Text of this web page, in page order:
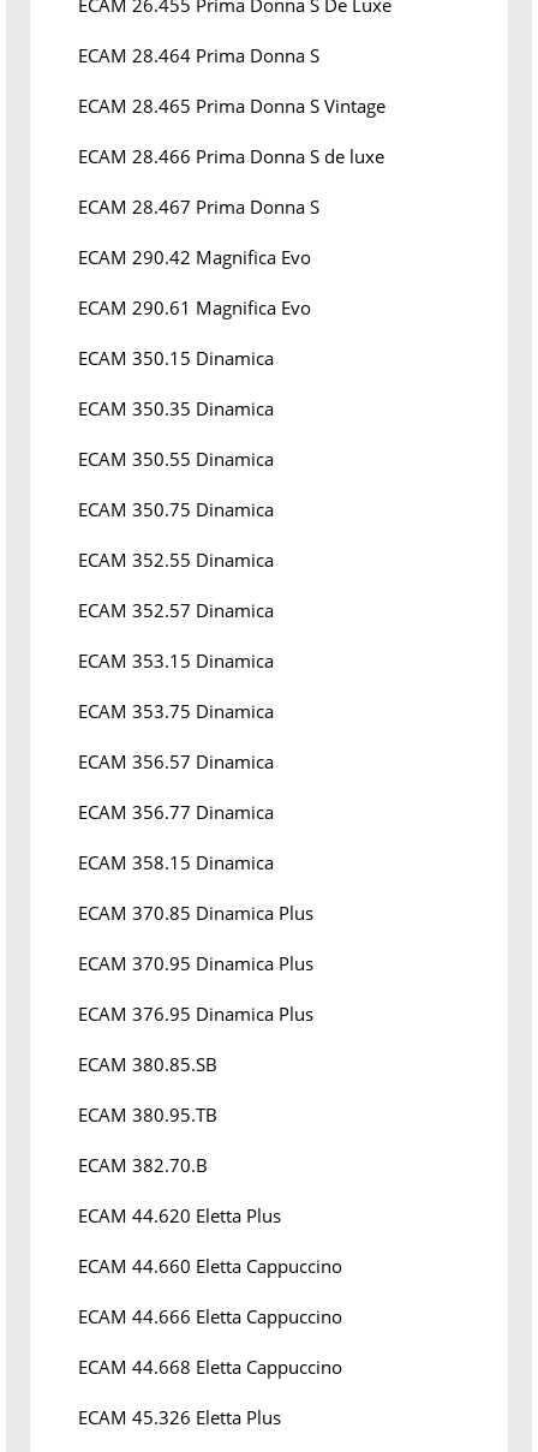
ECAM 26.455 Prima Donna S De Luxe
ECAM 28.464 Prima Donna S
ECAM 28.465 Prima Donna S Vintage
ECAM 28.466 Prima Donna S de luxe
ECAM 28.467 Prima Donna S
ECAM 290.42 Magnifica Evo
ECAM 290.61 Magnifica Evo
ECAM 350.15 Dinamica
ECAM 350.35 Dinamica
ECAM 350.55 Dinamica
ECAM 350.75 Dinamica
ECAM 352.55 Dinamica
ECAM 352.57 Dinamica
ECAM 353.15 Dinamica
ECAM 353.75 Dinamica
ECAM 356.57 Dinamica
ECAM 356.77 Dinamica
ECAM 358.15 Dinamica
ECAM 370.85 Dinamica Plus
ECAM 370.95 Dinamica Plus
ECAM 376.95 Dinamica Plus
ECAM 380.85.SB
ECAM 380.95.TB
ECAM 382.70.B
ECAM 44.620 Eletta Plus
ECAM 44.660 Eletta Cappuccino
ECAM 44.666 Eletta Cappuccino
ECAM 44.668 Eletta Cappuccino
ECAM 45.326 Eletta Plus